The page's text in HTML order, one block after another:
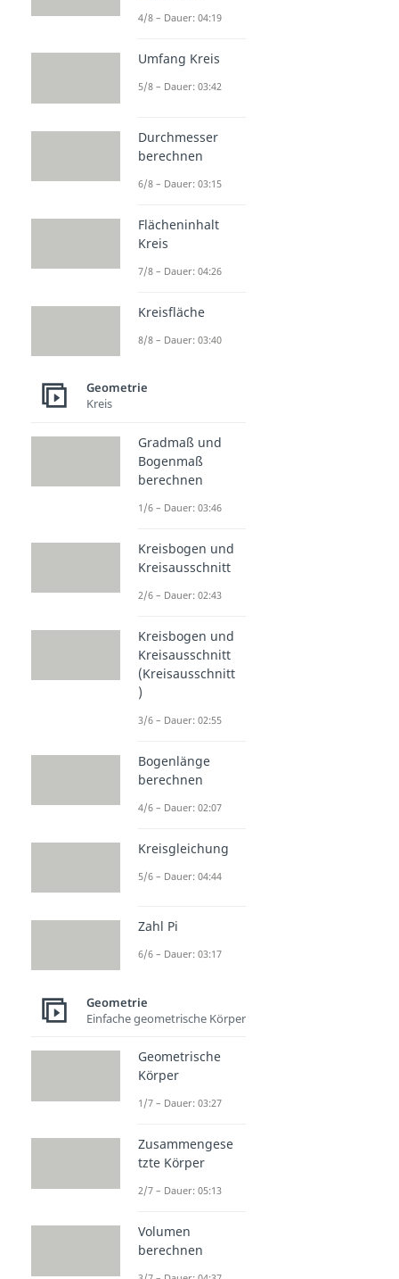
4/8 – Dauer: 04:19
Umfang Kreis
5/8 – Dauer: 03:42
Durchmesser
berechnen
6/8 – Dauer: 03:15
Flächeninhalt
Kreis
7/8 – Dauer: 04:26
Kreisfläche
8/8 – Dauer: 03:40
Geometrie
Kreis
Gradmaß und
Bogenmaß
berechnen
1/6 – Dauer: 03:46
Kreisbogen und
Kreisausschnitt
2/6 – Dauer: 02:43
Kreisbogen und
Kreisausschnitt
(Kreisausschnitt
)
3/6 – Dauer: 02:55
Bogenlänge
berechnen
4/6 – Dauer: 02:07
Kreisgleichung
5/6 – Dauer: 04:44
Zahl Pi
6/6 – Dauer: 03:17
Geometrie
Einfache geometrische Körper
Geometrische
Körper
1/7 – Dauer: 03:27
Zusammengese
tzte Körper
2/7 – Dauer: 05:13
Volumen
berechnen